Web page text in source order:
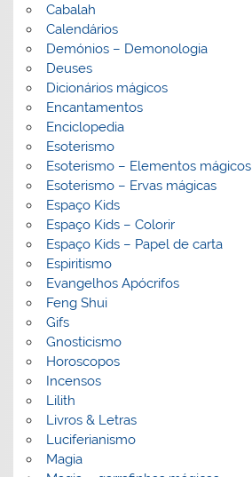
Cabalah
Calendários
Demónios – Demonologia
Deuses
Dicionários mágicos
Encantamentos
Enciclopedia
Esoterismo
Esoterismo – Elementos mágicos
Esoterismo – Ervas mágicas
Espaço Kids
Espaço Kids – Colorir
Espaço Kids – Papel de carta
Espiritismo
Evangelhos Apócrifos
Feng Shui
Gifs
Gnosticismo
Horoscopos
Incensos
Lilith
Livros & Letras
Luciferianismo
Magia